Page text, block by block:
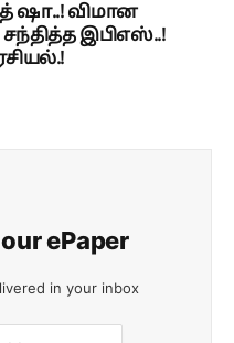
ஷா..! விமான
இபிஎஸ்..!
ePaper
in your inbox